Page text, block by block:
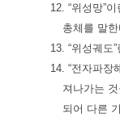
12. “위성망”
총체를 말
13. “위성궤도
14. “전자파장
져나가는
되어 다른